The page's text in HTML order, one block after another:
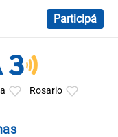
Participá
Rosario